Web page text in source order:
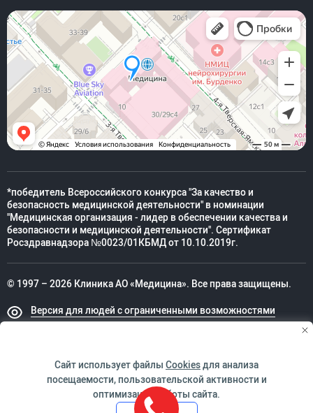
*победитель Всероссийского конкурса "За качество и
безопасность медицинской деятельности" в номинации
"Медицинская организация - лидер в обеспечении качества и
безопасности и медицинской деятельности". Сертификат
Росздравнадзора №0023/01КБМД от 10.10.2019г.
© 1997 – 2026 Клиника АО «Медицина». Все права защищены.
Версия для людей с ограниченными возможностями
ИМЕЮТСЯ ПРОТИВОПОКАЗАНИЯ. НЕОБХОДИМО
Сайт использует файлы Cookiesдля анализа
посещаемости, пользовательской активности и
оптимизации работы сайта.